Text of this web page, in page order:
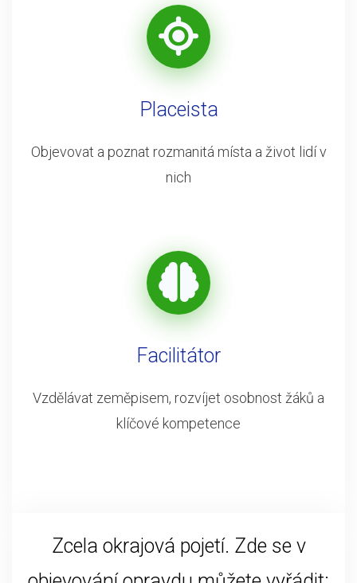
Placeista
Objevovat a poznat rozmanitá místa a život lidí v
nich
Facilitátor
Vzdělávat zeměpisem, rozvíjet osobnost žáků a
klíčové kompetence
Zcela okrajová pojetí. Zde se v